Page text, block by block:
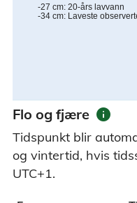
-27 cm: 20-års lavvann
-34 cm: Laveste
Flo og fjære info
Tidspunkt blir
og vintertid, hvis
UTC+1.